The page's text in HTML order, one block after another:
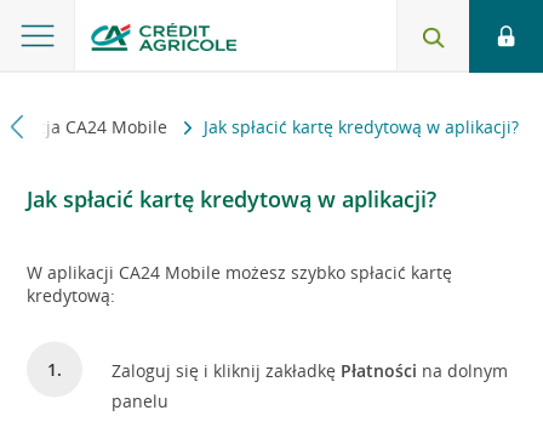
CA24 Mobile Jak spłacić kartę kredytową w aplikacji?
Jak spłacić kartę kredytową w aplikacji?
W aplikacji CA24 Mobile możesz szybko spłacić kartę
kredytową:
Zaloguj się i kliknij zakładkę Płatności na dolnym
panelu